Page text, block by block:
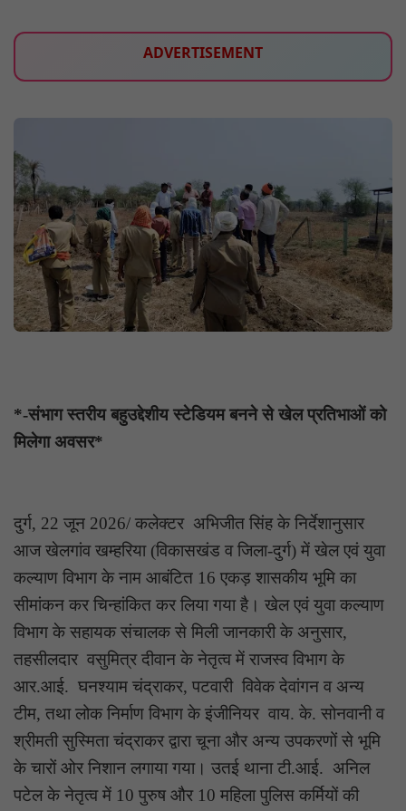
ADVERTISEMENT
*-संभाग स्तरीय बहुउद्देशीय स्टेडियम बनने से खेल प्रतिभाओं को
मिलेगा अवसर*
दुर्ग, 22 जून 2026/ कलेक्टर अभिजीत सिंह के निर्देशानुसार
आज खेलगांव खम्हरिया (विकासखंड व जिला-दुर्ग) में खेल एवं युवा
कल्याण विभाग के नाम आबंटित 16 एकड़ शासकीय भूमि का
सीमांकन कर चिन्हांकित कर लिया गया है। खेल एवं युवा कल्याण
विभाग के सहायक संचालक से मिली जानकारी के अनुसार,
तहसीलदार वसुमित्र दीवान के नेतृत्व में राजस्व विभाग के
आर.आई. घनश्याम चंद्राकर, पटवारी विवेक देवांगन व अन्य
टीम, तथा लोक निर्माण विभाग के इंजीनियर वाय. के. सोनवानी व
श्रीमती सुस्मिता चंद्राकर द्वारा चूना और अन्य उपकरणों से भूमि
के चारों ओर निशान लगाया गया। उतई थाना टी.आई. अनिल
पटेल के नेतृत्व में 10 पुरुष और 10 महिला पुलिस कर्मियों की